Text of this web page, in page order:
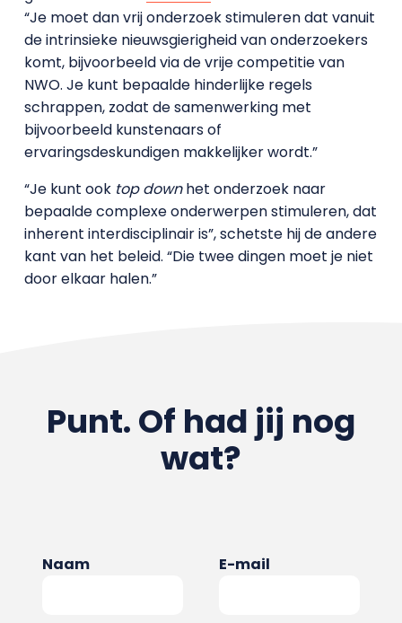
“Je moet dan vrij onderzoek stimuleren dat vanuit
de intrinsieke nieuwsgierigheid van onderzoekers
komt, bijvoorbeeld via de vrije competitie van
NWO. Je kunt bepaalde hinderlijke regels
schrappen, zodat de samenwerking met
bijvoorbeeld kunstenaars of
ervaringsdeskundigen makkelijker wordt.”
“Je kunt ook top downhet onderzoek naar
bepaalde complexe onderwerpen stimuleren, dat
inherent interdisciplinair is”, schetste hij de andere
kant van het beleid. “Die twee dingen moet je niet
door elkaar halen.”
Punt. Of had jij nog
wat?
Naam E-mail